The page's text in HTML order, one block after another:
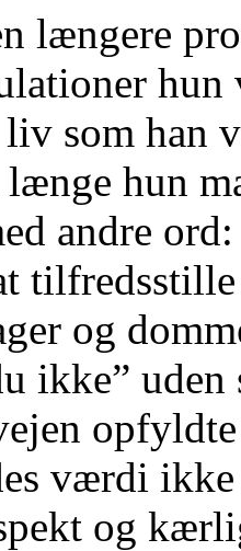
længere
hun
som han
hun
andre
tilfredsstille
og
ikke”
værdi
og